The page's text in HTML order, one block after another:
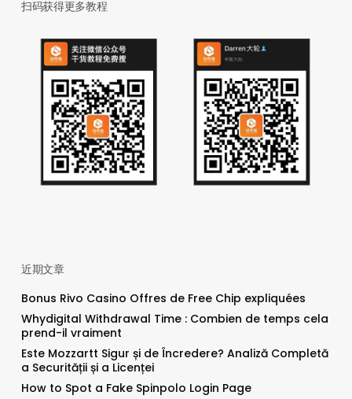
扫码获得更多教程
近期文章
Bonus Rivo Casino Offres de Free Chip expliquées
Whydigital Withdrawal Time : Combien de temps cela
prend-il vraiment
Este Mozzartt Sigur și de Încredere? Analiză Completă
a Securității și a Licenței
How to Spot a Fake Spinpolo Login Page